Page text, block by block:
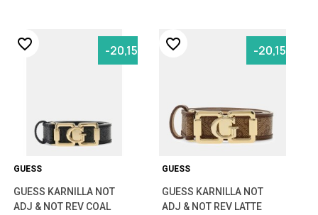
GUESS
GUESS KARNILLA NOT
ADJ & NOT REV COAL
-20,15%
favorite_border
GUESS
GUESS KARNILLA NOT
ADJ & NOT REV LATTE
-20,15%
favorite_border